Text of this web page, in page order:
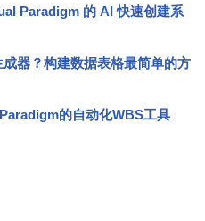
Paradigm 的 AI 快速创建系
器？构建数据表格最简单的方
的自动化WBS工具